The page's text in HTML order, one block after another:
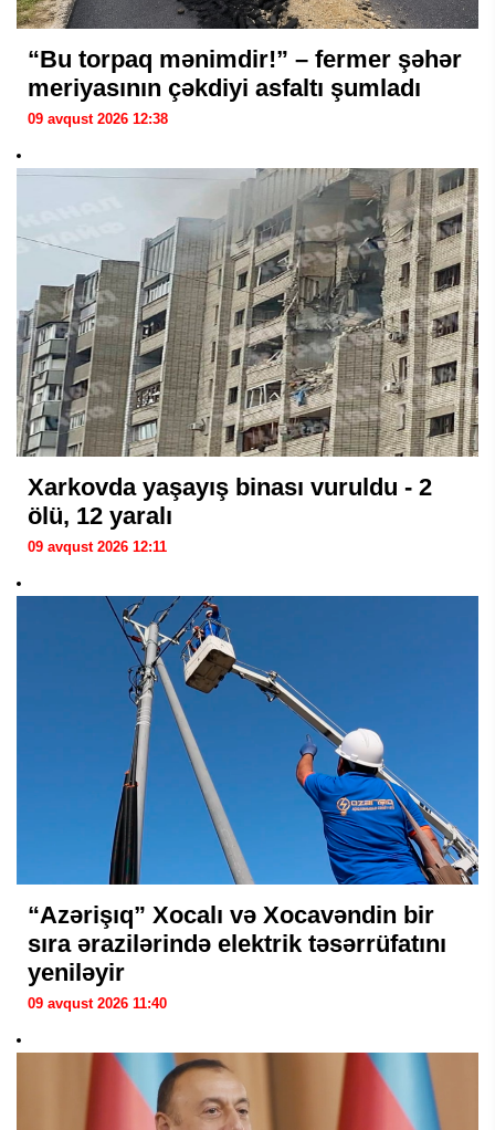
“Bu torpaq mənimdir!” – fermer şəhər
meriyasının çəkdiyi asfaltı şumladı
09 avqust 2026 12:38
Xarkovda yaşayış binası vuruldu - 2
ölü, 12 yaralı
09 avqust 2026 12:11
“Azərişıq” Xocalı və Xocavəndin bir
sıra ərazilərində elektrik təsərrüfatını
yeniləyir
09 avqust 2026 11:40